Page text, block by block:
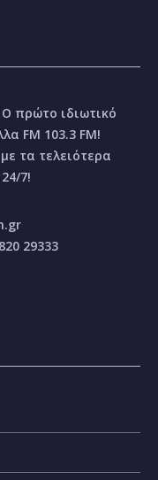
πρώτο ιδιωτικό
FM 103.3 FM!
τα τελειότερα
7!
29333